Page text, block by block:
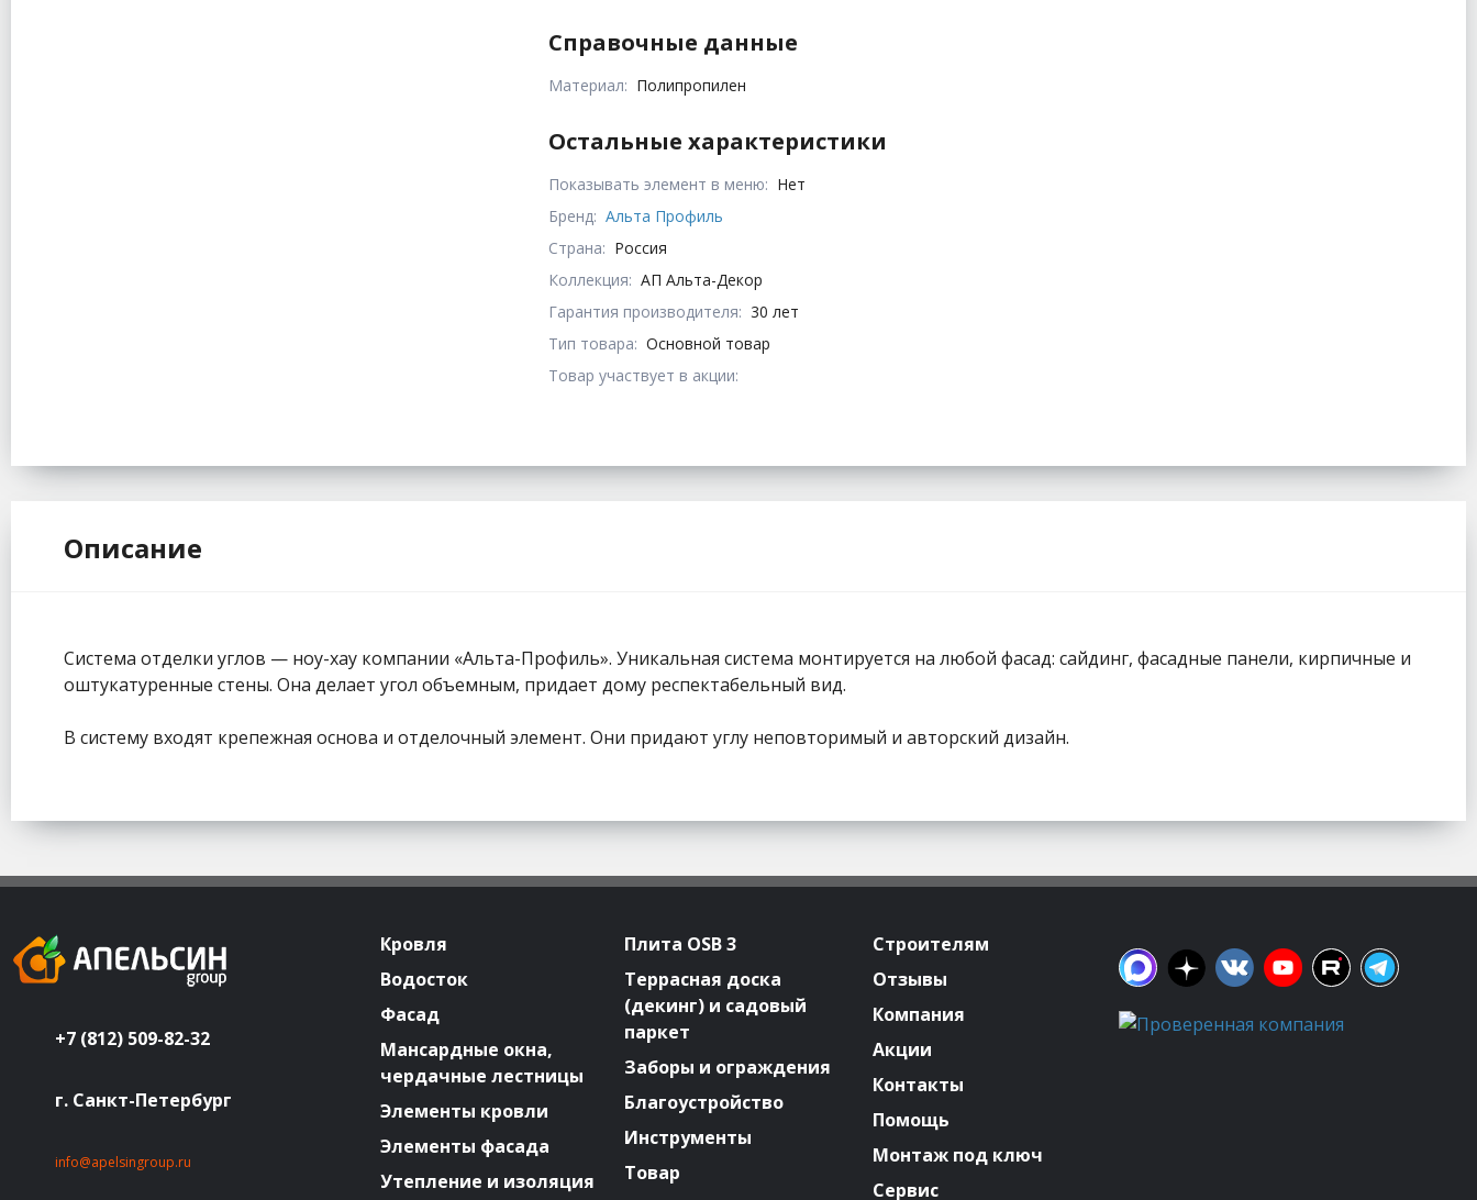
Справочные данные
Материал: Полипропилен
Остальные характеристики
Показывать элемент в меню: Нет
Бренд: Альта Профиль
Страна: Россия
Коллекция: АП Альта-Декор
Гарантия производителя: 30 лет
Тип товара: Основной товар
Товар участвует в акции:
Описание
Система отделки углов — ноу-хау компании «Альта-Профиль». Уникальная система монтируется на любой фасад: сайдинг, фасадные панели, кирпичные и
оштукатуренные стены. Она делает угол объемным, придает дому респектабельный вид.
В систему входят крепежная основа и отделочный элемент. Они придают углу неповторимый и авторский дизайн.
+7 (812) 509-82-32
г. Санкт-Петербург
info@apelsingroup.ru
Кровля
Водосток
Фасад
Мансардные окна,
чердачные лестницы
Элементы кровли
Элементы фасада
Утепление и изоляция
Плита OSB 3
Террасная доска
(декинг) и садовый
паркет
Заборы и ограждения
Благоустройство
Инструменты
Товар
Строителям
Отзывы
Компания
Акции
Контакты
Помощь
Монтаж под ключ
Сервис